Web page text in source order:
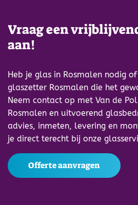
Vraag een
aan!
Heb je glas in Rosmalen nodig
glaszetter Rosmalen die het
Neem contact op met Van de
Rosmalen en uitvoerend
advies, inmeten, levering en
je direct terecht bij onze
Offerte aanvragen